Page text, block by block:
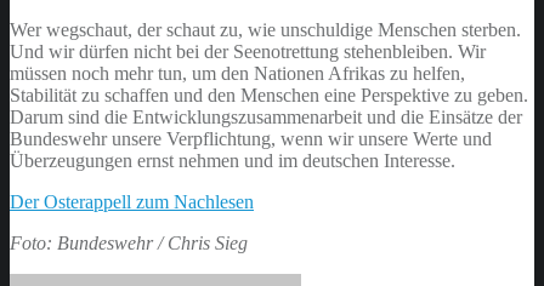
Wer wegschaut, der schaut zu, wie unschuldige Menschen sterben.
Und wir dürfen nicht bei der Seenotrettung stehenbleiben. Wir
müssen noch mehr tun, um den Nationen Afrikas zu helfen,
Stabilität zu schaffen und den Menschen eine Perspektive zu geben.
Darum sind die Entwicklungszusammenarbeit und die Einsätze der
Bundeswehr unsere Verpflichtung, wenn wir unsere Werte und
Überzeugungen ernst nehmen und im deutschen Interesse.
Der Osterappell zum Nachlesen
Foto: Bundeswehr / Chris Sieg